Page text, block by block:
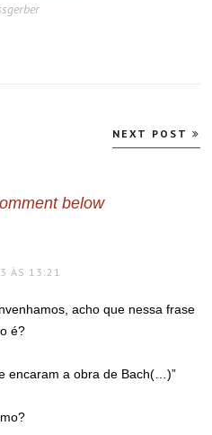
NEXT POST
below
ÀS 13:21
acho que nessa frase
é?
encaram a obra de Bach(…)”